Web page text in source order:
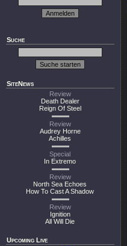
Suche
SiteNews
Review
Death Dealer
Reign Of Steel
Review
Audrey Horne
Achilles
Special
In Extremo
Review
North Sea Echoes
How To Cast A Shadow
Review
Ignition
All Will Die
Upcoming Live